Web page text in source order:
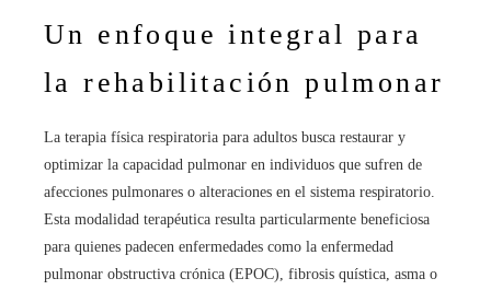
Un enfoque integral para
la rehabilitación pulmonar
La terapia física respiratoria para adultos busca restaurar y
optimizar la capacidad pulmonar en individuos que sufren de
afecciones pulmonares o alteraciones en el sistema respiratorio.
Esta modalidad terapéutica resulta particularmente beneficiosa
para quienes padecen enfermedades como la enfermedad
pulmonar obstructiva crónica (EPOC), fibrosis quística, asma o